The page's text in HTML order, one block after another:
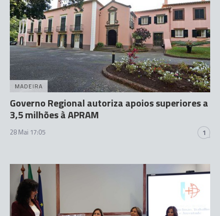
MADEIRA
Governo Regional autoriza apoios superiores a
3,5 milhões à APRAM
28 Mai 17:05 1